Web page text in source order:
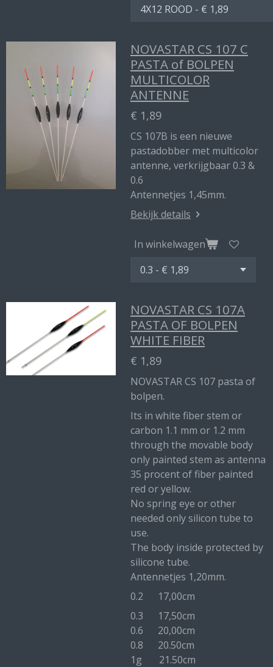
NOVASTAR CS 107 C
PASTA of BOLPEN
MULTICOLOR
ANTENNE
€ 1,89
CS 107B is een nieuwe
pastadobber met multicolor
antenne, verkrijgbaar 0.3 &
0.6
Antennetjes 1,45mm.
Bekijk details
In winkelwagen
NOVASTAR CS 107A
PASTA OF BOLPEN
WHITE FIBER
€ 1,89
NOVASTAR CS 107 pasta of
bolpen.
Its in white fiber stem or
carbon 1.1 mm or 1.2 mm
through the movable body
only painted stem as antenna
35 procent of fiber painted
red or yellow.
No spring eye or other
needed only silicon tube to
use.
The body inside protected by
silicone tube.
Antennetjes 1,20mm.
0.2 17,00cm
0.3 17,50cm
0.6 20,00cm
0.8 20.50cm
1g 21.50cm